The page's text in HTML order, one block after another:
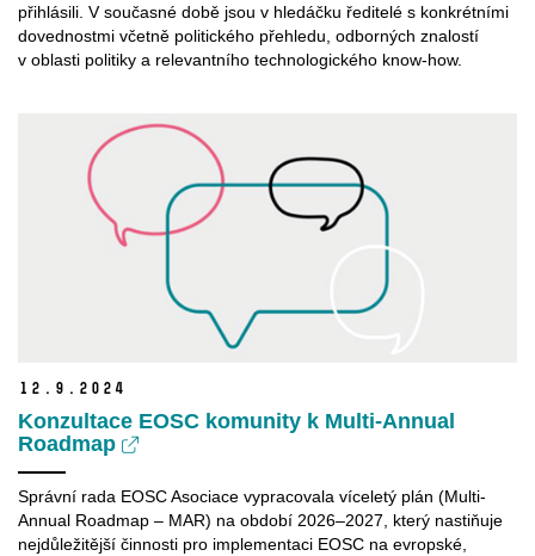
přihlásili. V současné době jsou v hledáčku ředitelé s konkrétními
dovednostmi včetně politického přehledu, odborných znalostí
v oblasti politiky a relevantního technologického know-how.
12. 9. 2024
Konzultace EOSC komunity k Multi-Annual
Roadmap
Správní rada EOSC Asociace vypracovala víceletý plán (Multi-
Annual Roadmap – MAR) na období 2026–2027, který nastiňuje
nejdůležitější činnosti pro implementaci EOSC na evropské,